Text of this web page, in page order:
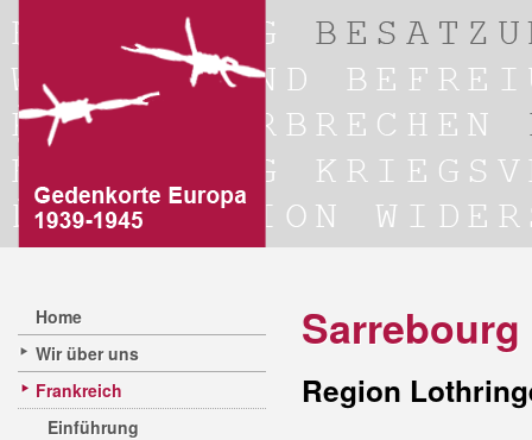
Home
Wir über uns
Frankreich
Einführung
Sarrebourg
Region